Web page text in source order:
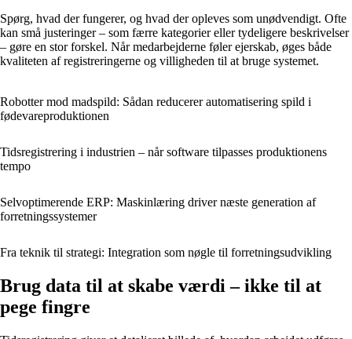
Spørg, hvad der fungerer, og hvad der opleves som unødvendigt. Ofte
kan små justeringer – som færre kategorier eller tydeligere beskrivelser
– gøre en stor forskel. Når medarbejderne føler ejerskab, øges både
kvaliteten af registreringerne og villigheden til at bruge systemet.
Robotter mod madspild: Sådan reducerer automatisering spild i
fødevareproduktionen
Tidsregistrering i industrien – når software tilpasses produktionens
tempo
Selvoptimerende ERP: Maskinlæring driver næste generation af
forretningssystemer
Fra teknik til strategi: Integration som nøgle til forretningsudvikling
Brug data til at skabe værdi – ikke til at
pege fingre